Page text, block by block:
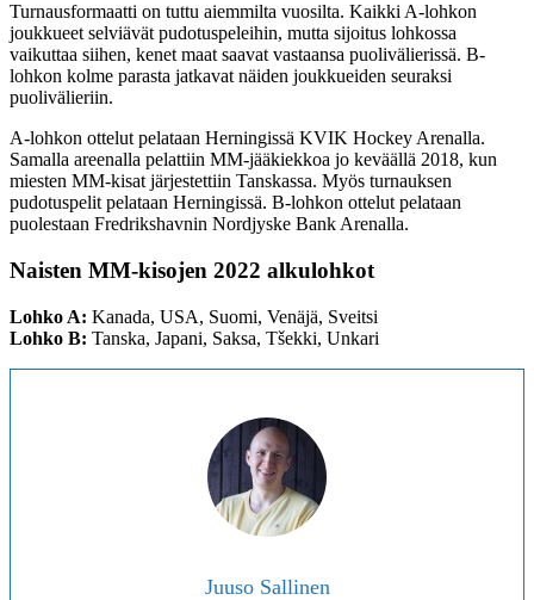
Turnausformaatti on tuttu aiemmilta vuosilta. Kaikki A-lohkon
joukkueet selviävät pudotuspeleihin, mutta sijoitus lohkossa
vaikuttaa siihen, kenet maat saavat vastaansa puolivälierissä. B-
lohkon kolme parasta jatkavat näiden joukkueiden seuraksi
puolivälieriin.
A-lohkon ottelut pelataan Herningissä KVIK Hockey Arenalla.
Samalla areenalla pelattiin MM-jääkiekkoa jo keväällä 2018, kun
miesten MM-kisat järjestettiin Tanskassa. Myös turnauksen
pudotuspelit pelataan Herningissä. B-lohkon ottelut pelataan
puolestaan Fredrikshavnin Nordjyske Bank Arenalla.
Naisten MM-kisojen 2022 alkulohkot
Lohko A: Kanada, USA, Suomi, Venäjä, Sveitsi
Lohko B: Tanska, Japani, Saksa, Tšekki, Unkari
Juuso Sallinen